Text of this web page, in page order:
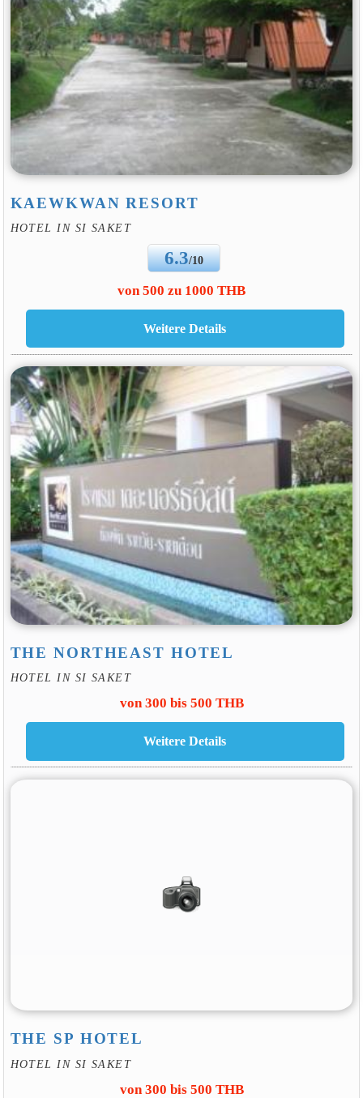
KAEWKWAN RESORT
HOTEL IN SI SAKET
6.3/10
von 500 zu 1000 THB
THE NORTHEAST HOTEL
HOTEL IN SI SAKET
von 300 bis 500 THB
THE SP HOTEL
HOTEL IN SI SAKET
von 300 bis 500 THB